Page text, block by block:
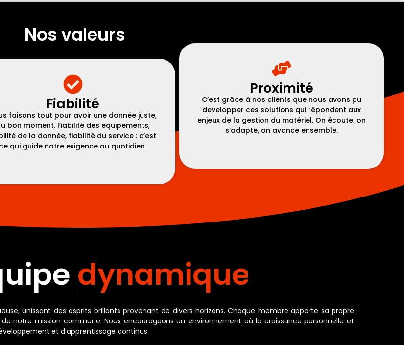
Nos valeurs
Fiabilité
faisons tout pour avoir une donnée juste,
bon moment. Fiabilité des équipements,
de la donnée, fiabilité du service : c’est
ce qui guide notre exigence au quotidien.
Proximité
C’est grâce à nos clients que nous avons pu
developper ces solutions qui répondent aux
enjeux de la gestion du matériel. On écoute, on
s’adapte, on avance ensemble.
passionnée
unissant des esprits brillants provenant de divers horizons. Chaque membre apporte sa propre
notre mission commune. Nous encourageons un environnement où la croissance personnelle et
et d’apprentissage continus.